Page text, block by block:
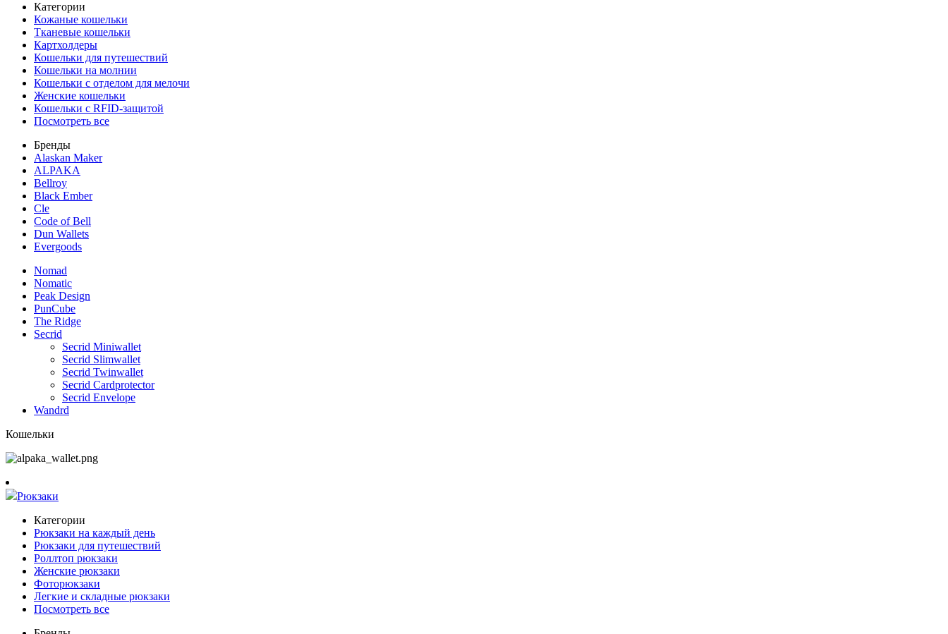
Категории
Кожаные кошельки
Тканевые кошельки
Картхолдеры
Кошельки для путешествий
Кошельки на молнии
Кошельки с отделом для мелочи
Женские кошельки
Кошельки с RFID-защитой
Посмотреть все
Бренды
Alaskan Maker
ALPAKA
Bellroy
Black Ember
Cle
Code of Bell
Dun Wallets
Evergoods
Nomad
Nomatic
Peak Design
PunCube
The Ridge
Secrid
Secrid Miniwallet
Secrid Slimwallet
Secrid Twinwallet
Secrid Cardprotector
Secrid Envelope
Wandrd
Кошельки
Рюкзаки
Категории
Рюкзаки на каждый день
Рюкзаки для путешествий
Роллтоп рюкзаки
Женские рюкзаки
Фоторюкзаки
Легкие и складные рюкзаки
Посмотреть все